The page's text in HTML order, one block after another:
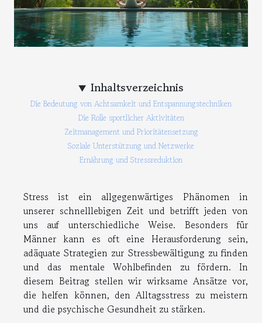
Inhaltsverzeichnis
Die Bedeutung von Achtsamkeit und Entspannungstechniken
Die Rolle sportlicher Aktivitäten
Zeitmanagement und Prioritätensetzung
Soziale Unterstützung und Netzwerke
Ernährung und Stressreduktion
Stress ist ein allgegenwärtiges Phänomen in
unserer schnelllebigen Zeit und betrifft jeden von
uns auf unterschiedliche Weise. Besonders für
Männer kann es oft eine Herausforderung sein,
adäquate Strategien zur Stressbewältigung zu finden
und das mentale Wohlbefinden zu fördern. In
diesem Beitrag stellen wir wirksame Ansätze vor,
die helfen können, den Alltagsstress zu meistern
und die psychische Gesundheit zu stärken.